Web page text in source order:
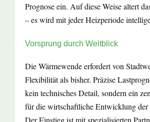
Prognose ein. Auf diese Weise altert
– es wird mit jeder Heizperiode
Vorsprung durch Weitblick
Die Wärmewende erfordert von
Flexibilität als bisher. Präzise
kein technisches Detail, sondern ein
für die wirtschaftliche Entwicklung der
Der Einstieg ist mit spezialisierten